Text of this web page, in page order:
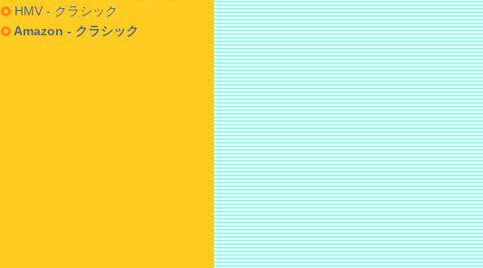
HMV - クラシック
Amazon - クラシック